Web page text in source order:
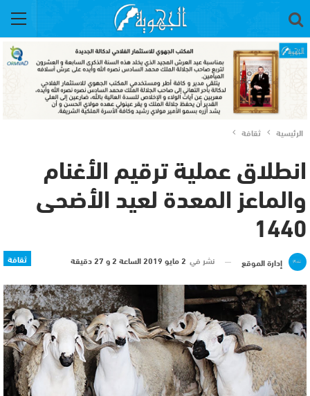
الرئيسية ثقافة
انطلاق عملية ترقيم الأغنام
والماعز المعدة لعيد الأضحى
1440
ثقافة إدارة الموقع نشر في 2 مايو 2019 الساعة 2 و 27 دقيقة